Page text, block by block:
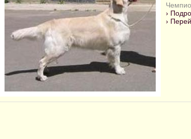
›
›